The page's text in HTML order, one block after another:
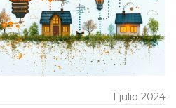
1 julio 2024